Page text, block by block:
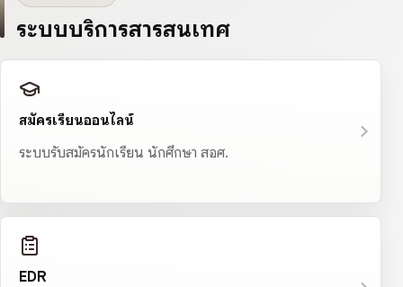
ระบบบริการสารสนเทศ
สมัครเรียนออนไลน์
ระบบรับสมัครนักเรียน นักศึกษา สอศ.
EDR